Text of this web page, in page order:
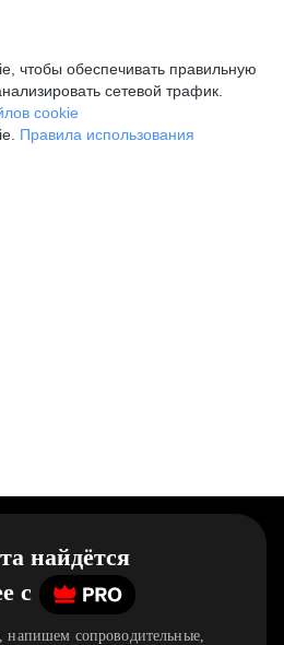
чтобы обеспечивать правильную
сетевой трафик.
cookie
Правила использования
найдётся
c
сопроводительные,